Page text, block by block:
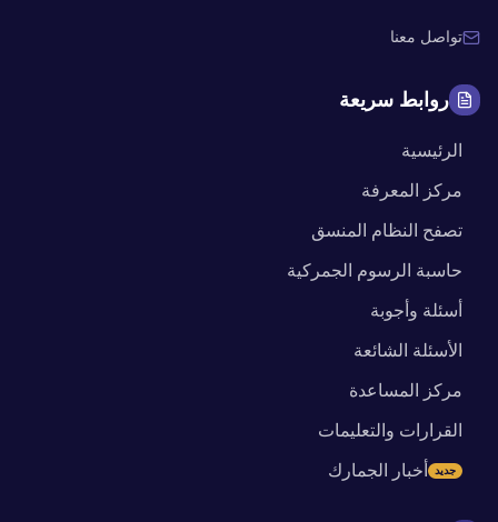
تواصل معنا
روابط سريعة
الرئيسية
مركز المعرفة
تصفح النظام المنسق
حاسبة الرسوم الجمركية
أسئلة وأجوبة
الأسئلة الشائعة
مركز المساعدة
القرارات والتعليمات
أخبار الجمارك جديد